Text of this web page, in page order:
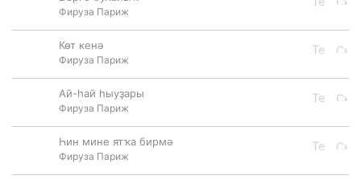
Фируза Париж
Көт кенә
Фируза Париж
Ай-һай һыуҙары
Фируза Париж
Һин мине ятҡа бирмә
Фируза Париж